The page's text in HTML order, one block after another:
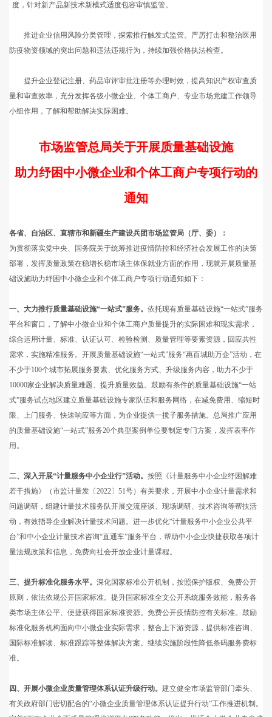
度，针对新产品新技术新模式适度包容审慎监管。
推进企业信用风险分类管理，探索推行触发式监管。严厉打击和整治医用
防疫物资领域的突出问题和违法违规行为，持续加强价格执法检查。
提升企业登记注册、药品审评审批注册等办理时效，提高知识产权审查质
量和审查效率，充分发挥各级小微企业、个体工商户、专业市场党建工作领导
小组作用，了解和帮助解决实际困难。
市场监管总局关于开展质量基础设施
助力纾困中小微企业和个体工商户专项行动的
通知
各省、自治区、直辖市和新疆生产建设兵团市场监管局（厅、委）：
为贯彻落实党中央、国务院关于统筹推进疫情防控和经济社会发展工作的决策
部署，发挥质量政策在稳增长稳市场主体保就业方面的作用，现就开展质量基
础设施助力纾困中小微企业和个体工商户专项行动通知如下：
一、大力推行质量基础设施“一站式”服务。 依托现有质量基础设施“一站式”服务
平台和窗口，了解中小微企业和个体工商户质量提升的实际困难和现实需求，
综合运用计量、标准、认证认可、检验检测、质量管理等要素资源，回应共性
需求，实施精准服务。开展质量基础设施“一站式”服务“惠百城助万企”活动，在
不少于100个城市拓展服务要素、优化服务方式、升级服务内容，助力不少于
10000家企业解决质量难题、提升质量效益。鼓励有条件的质量基础设施“一站
式”服务试点地区建立质量基础设施专家队伍和服务网络，在减免费用、缩短时
限、上门服务、快速响应等方面，为企业提供一揽子服务措施。总局推广应用
的质量基础设施“一站式”服务20个典型案例单位要制定专门方案，发挥表率作
用。
二、深入开展“计量服务中小企业行”活动。 按照《计量服务中小企业纾困解难
若干措施》（市监计量发〔2022〕51号）有关要求，开展中小企业计量需求和
问题调研，组建计量技术服务队开展交流座谈、现场调研、技术咨询等帮扶活
动，有效指导企业解决计量技术问题。进一步优化“计量服务中小企业公共平
台”和中小企业计量技术咨询“直通车”服务平台，帮助中小企业快捷获取各项计
量法规政策和信息，免费向社会开放企业计量课程。
三、提升标准化服务水平。 深化国家标准公开机制，按照保护版权、免费公开
原则，依法依规公开国家标准。提升国家标准全文公开系统服务效能，服务各
类市场主体公平、便捷获得国家标准资源。免费公开疫情防控有关标准。鼓励
标准化服务机构面向中小微企业实际需求，整合上下游资源，提供标准咨询、
国际标准解读、标准跟踪等整体解决方案。继续实施阶段性降低条码服务费标
准。
四、开展小微企业质量管理体系认证升级行动。 建立健全市场监管部门牵头、
有关政府部门密切配合的“小微企业质量管理体系认证提升行动”工作推进机制。